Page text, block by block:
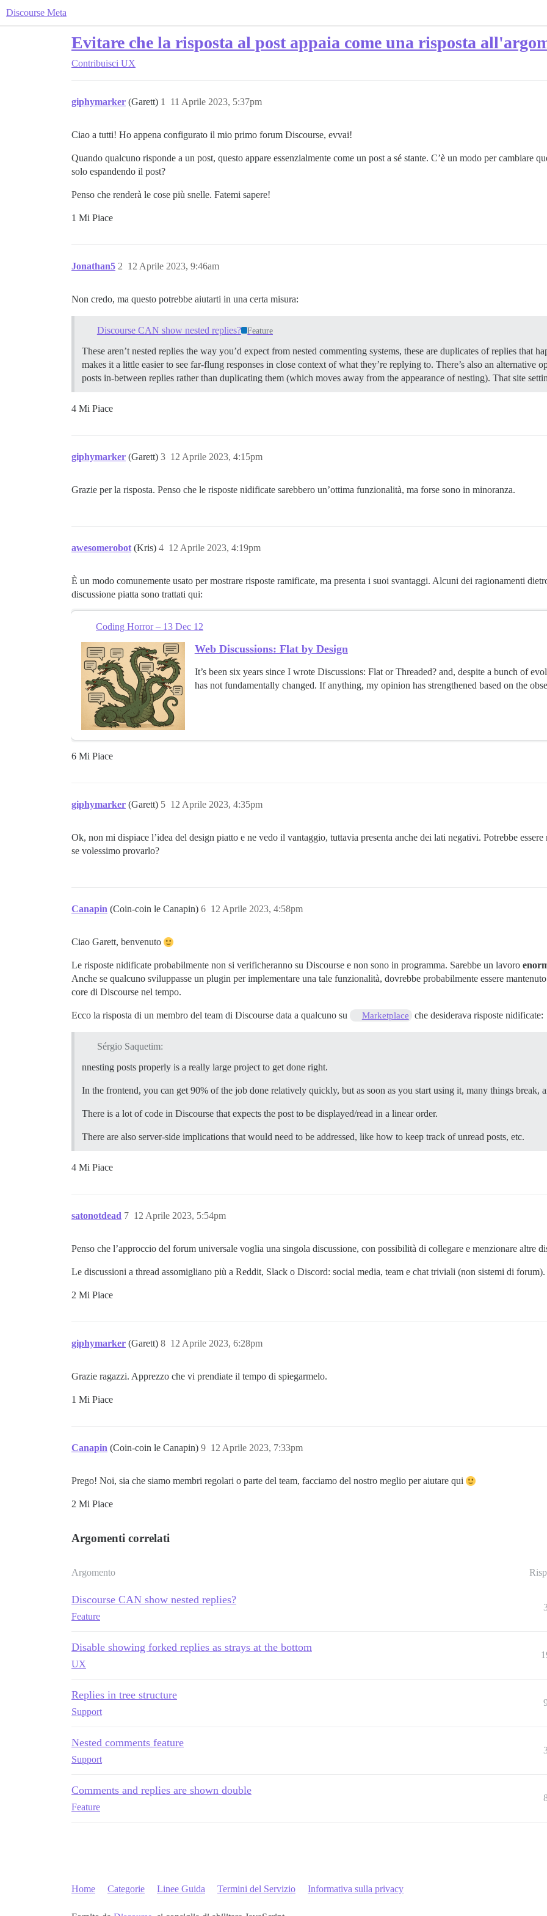
Discourse Meta
Evitare che la risposta al post appaia come una risposta
Contribuisci UX
giphymarker (Garett) 11 Aprile 2023, 5:37pm
1
Ciao a tutti! Ho appena configurato il mio primo forum Discourse, evvai!
Quando qualcuno risponde a un post, questo appare essenzialmente come un post a sé stante. C’è un modo per cambiare
solo espandendo il post?
Penso che renderà le cose più snelle. Fatemi sapere!
1 Mi Piace
Jonathan5 12 Aprile 2023, 9:46am
2
Non credo, ma questo potrebbe aiutarti in una certa misura:
Discourse CAN show nested replies? Feature
These aren’t nested replies the way you’d expect from nested commenting systems, these are duplicates of replies that
makes it a little easier to see far-flung responses in close context of what they’re replying to. There’s also an alternative
posts in-between replies rather than duplicating them (which moves away from the appearance of nesting). That site
4 Mi Piace
giphymarker (Garett) 12 Aprile 2023, 4:15pm
3
Grazie per la risposta. Penso che le risposte nidificate sarebbero un’ottima funzionalità, ma forse sono in minoranza.
awesomerobot (Kris) 12 Aprile 2023, 4:19pm
4
È un modo comunemente usato per mostrare risposte ramificate, ma presenta i suoi svantaggi. Alcuni dei ragionamenti
discussione piatta sono trattati qui:
Coding Horror – 13 Dec 12
Web Discussions: Flat by Design
It’s been six years since I wrote Discussions: Flat or Threaded? and, despite a bunch of
has not fundamentally changed. If anything, my opinion has strengthened based on the
6 Mi Piace
giphymarker (Garett) 12 Aprile 2023, 4:35pm
5
Ok, non mi dispiace l’idea del design piatto e ne vedo il vantaggio, tuttavia presenta anche dei lati negativi. Potrebbe
se volessimo provarlo?
Canapin (Coin-coin le Canapin) 12 Aprile 2023, 4:58pm
6
Ciao Garett, benvenuto
Le risposte nidificate probabilmente non si verificheranno su Discourse e non sono in programma. Sarebbe un lavoro
Anche se qualcuno sviluppasse un plugin per implementare una tale funzionalità, dovrebbe probabilmente essere
core di Discourse nel tempo.
Ecco la risposta di un membro del team di Discourse data a qualcuno su Marketplace che desiderava risposte nidificate:
Sérgio Saquetim:
nnesting posts properly is a really large project to get done right.
In the frontend, you can get 90% of the job done relatively quickly, but as soon as you start using it, many things break,
There is a lot of code in Discourse that expects the post to be displayed/read in a linear order.
There are also server-side implications that would need to be addressed, like how to keep track of unread posts, etc.
4 Mi Piace
satonotdead 12 Aprile 2023, 5:54pm
7
Penso che l’approccio del forum universale voglia una singola discussione, con possibilità di collegare e menzionare altre
Le discussioni a thread assomigliano più a Reddit, Slack o Discord: social media, team e chat triviali (non sistemi di forum).
2 Mi Piace
giphymarker (Garett) 12 Aprile 2023, 6:28pm
8
Grazie ragazzi. Apprezzo che vi prendiate il tempo di spiegarmelo.
1 Mi Piace
Canapin (Coin-coin le Canapin) 12 Aprile 2023, 7:33pm
9
Prego! Noi, sia che siamo membri regolari o parte del team, facciamo del nostro meglio per aiutare qui
2 Mi Piace
Argomenti correlati
Argomento
Discourse CAN show nested replies?
Feature
Disable showing forked replies as strays at the bottom
UX
Replies in tree structure
Support
Nested comments feature
Support
Comments and replies are shown double
Feature
Home Categorie Linee Guida Termini del Servizio Informativa sulla privacy